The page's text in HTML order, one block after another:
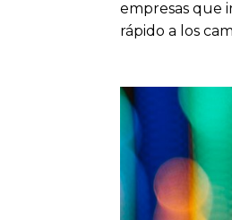
empresas que
rápido a los